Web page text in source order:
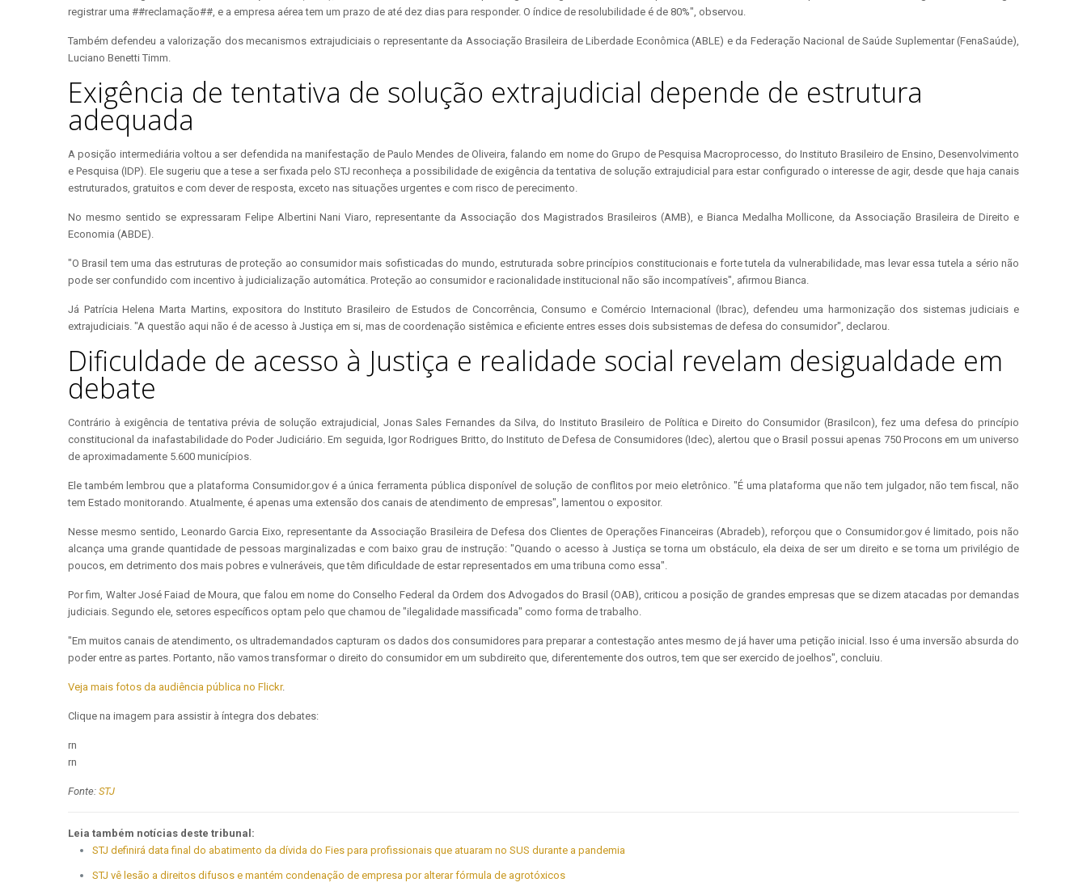
registrar uma ##reclamação##, e a empresa aérea tem um prazo de até dez dias para responder. O índice de resolubilidade é de 80%", observou.
Também defendeu a valorização dos mecanismos extrajudiciais o representante da Associação Brasileira de Liberdade Econômica (ABLE) e da Federação Nacional de Saúde Suplementar (FenaSaúde),
Luciano Benetti Timm.
Exigência de tentativa de solução extrajudicial depende de estrutura
adequada
A posição intermediária voltou a ser defendida na manifestação de Paulo Mendes de Oliveira, falando em nome do Grupo de Pesquisa Macroprocesso, do Instituto Brasileiro de Ensino, Desenvolvimento
e Pesquisa (IDP). Ele sugeriu que a tese a ser fixada pelo STJ reconheça a possibilidade de exigência da tentativa de solução extrajudicial para estar configurado o interesse de agir, desde que haja canais
estruturados, gratuitos e com dever de resposta, exceto nas situações urgentes e com risco de perecimento.
No mesmo sentido se expressaram Felipe Albertini Nani Viaro, representante da Associação dos Magistrados Brasileiros (AMB), e Bianca Medalha Mollicone, da Associação Brasileira de Direito e
Economia (ABDE).
"O Brasil tem uma das estruturas de proteção ao consumidor mais sofisticadas do mundo, estruturada sobre princípios constitucionais e forte tutela da vulnerabilidade, mas levar essa tutela a sério não
pode ser confundido com incentivo à judicialização automática. Proteção ao consumidor e racionalidade institucional não são incompatíveis", afirmou Bianca.
Já Patrícia Helena Marta Martins, expositora do Instituto Brasileiro de Estudos de Concorrência, Consumo e Comércio Internacional (Ibrac), defendeu uma harmonização dos sistemas judiciais e
extrajudiciais. "A questão aqui não é de acesso à Justiça em si, mas de coordenação sistêmica e eficiente entres esses dois subsistemas de defesa do consumidor", declarou.
Dificuldade de acesso à Justiça e realidade social revelam desigualdade em
debate
Contrário à exigência de tentativa prévia de solução extrajudicial, Jonas Sales Fernandes da Silva, do Instituto Brasileiro de Política e Direito do Consumidor (Brasilcon), fez uma defesa do princípio
constitucional da inafastabilidade do Poder Judiciário. Em seguida, Igor Rodrigues Britto, do Instituto de Defesa de Consumidores (Idec), alertou que o Brasil possui apenas 750 Procons em um universo
de aproximadamente 5.600 municípios.
Ele também lembrou que a plataforma Consumidor.gov é a única ferramenta pública disponível de solução de conflitos por meio eletrônico. "É uma plataforma que não tem julgador, não tem fiscal, não
tem Estado monitorando. Atualmente, é apenas uma extensão dos canais de atendimento de empresas", lamentou o expositor.
Nesse mesmo sentido, Leonardo Garcia Eixo, representante da Associação Brasileira de Defesa dos Clientes de Operações Financeiras (Abradeb), reforçou que o Consumidor.gov é limitado, pois não
alcança uma grande quantidade de pessoas marginalizadas e com baixo grau de instrução: "Quando o acesso à Justiça se torna um obstáculo, ela deixa de ser um direito e se torna um privilégio de
poucos, em detrimento dos mais pobres e vulneráveis, que têm dificuldade de estar representados em uma tribuna como essa".
Por fim, Walter José Faiad de Moura, que falou em nome do Conselho Federal da Ordem dos Advogados do Brasil (OAB), criticou a posição de grandes empresas que se dizem atacadas por demandas
judiciais. Segundo ele, setores específicos optam pelo que chamou de "ilegalidade massificada" como forma de trabalho.
"Em muitos canais de atendimento, os ultrademandados capturam os dados dos consumidores para preparar a contestação antes mesmo de já haver uma petição inicial. Isso é uma inversão absurda do
poder entre as partes. Portanto, não vamos transformar o direito do consumidor em um subdireito que, diferentemente dos outros, tem que ser exercido de joelhos", concluiu.
Veja mais fotos da audiência pública no Flickr.
Clique na imagem para assistir à íntegra dos debates:
rn
rn
Fonte: STJ
Leia também notícias deste tribunal:
STJ definirá data final do abatimento da dívida do Fies para profissionais que atuaram no SUS durante a pandemia
STJ vê lesão a direitos difusos e mantém condenação de empresa por alterar fórmula de agrotóxicos